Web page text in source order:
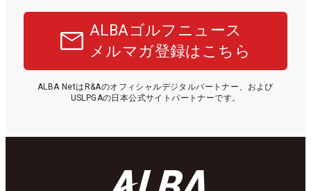
ALBAゴルフニュース
メルマガ登録はこちら
ALBA NetはR&Aのオフィシャルデジタルパートナー、および
USLPGAの日本公式サイトパートナーです。